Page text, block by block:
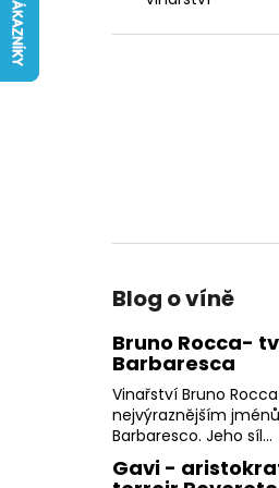
Blog o víně
Bruno Rocca-
Barbaresca
Vinařství Bruno
nejvýraznějším
Barbaresco. Jeho síl...
Gavi -
242 Kč